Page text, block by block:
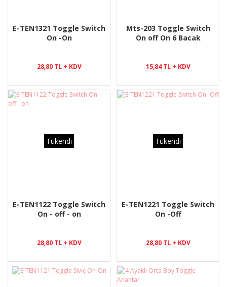
E-TEN1321 Toggle Switch
On -On
28,80 TL + KDV
Mts-203 Toggle Switch
On off On 6 Bacak
15,84 TL + KDV
Tükendi
E-TEN1122 Toggle Switch
On - off - on
28,80 TL + KDV
Tükendi
E-TEN1221 Toggle Switch
On -Off
28,80 TL + KDV